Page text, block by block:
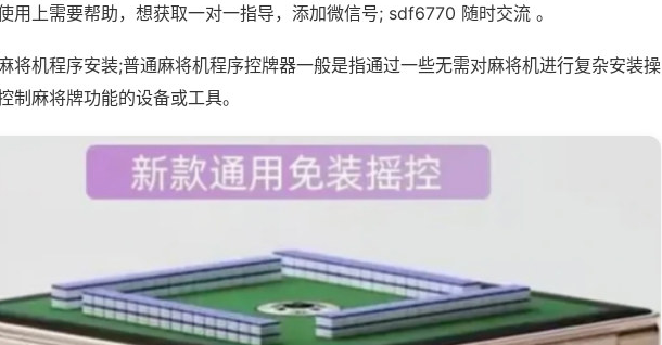
用上需要帮助，想获取一对一指导，添加微信号; sdf6770 随时交流 。
将机程序安装;普通麻将机程序控牌器一般是指通过一些无需对麻将机进行复杂安装操
制麻将牌功能的设备或工具。